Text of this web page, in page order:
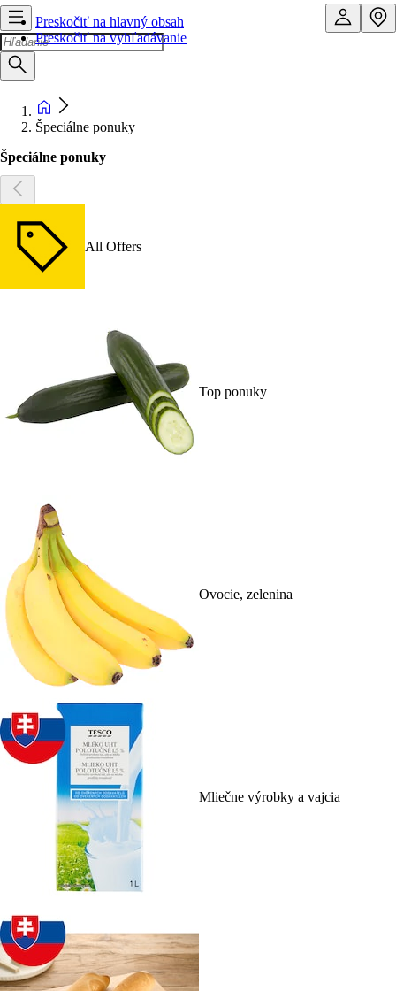
Preskočiť na hlavný obsah
Preskočiť na vyhľadávanie
Špeciálne ponuky
Špeciálne ponuky
All Offers
Top ponuky
Ovocie, zelenina
Mliečne výrobky a vajcia